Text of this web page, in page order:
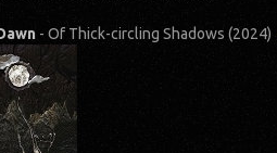
- Of Thick-circling Shadows (2024)